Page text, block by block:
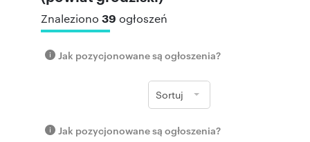
Znaleziono 39 ogłoszeń
Jak pozycjonowane są ogłoszenia?
Sortuj
Jak pozycjonowane są ogłoszenia?